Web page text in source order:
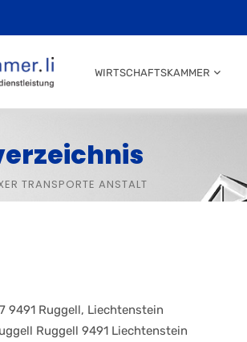
WIRTSCHAFTSKAMMER
TRANSPORTE ANSTALT
9491 Ruggell, Liechtenstein
Ruggell 9491 Liechtenstein